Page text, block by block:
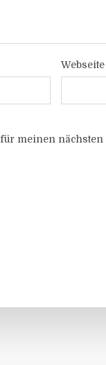
Webseite
meinen